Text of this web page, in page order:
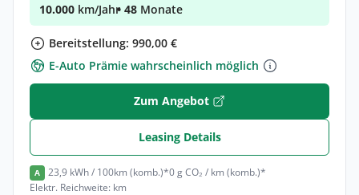
10.000 km/Jahr• 48 Monate
Bereitstellung: 990,00 €
E-Auto Prämie wahrscheinlich möglich
Zum Angebot
Leasing Details
A 23,9 kWh / 100km (komb.)*0 g CO₂ / km (komb.)*
Elektr. Reichweite: km